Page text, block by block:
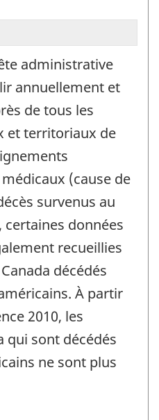
administrative
annuellement et
de tous les
et territoriaux de
(cause de
survenus au
certaines données
recueillies
décédés
À partir
2010, les
qui sont décédés
ne sont plus